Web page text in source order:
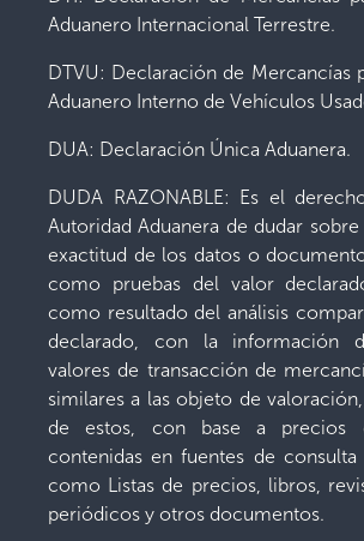
Aduanero Internacional Terrestre.
DTVU: Declaración de Mercancías
Aduanero Interno de Vehículos
DUA: Declaración Única Aduanera.
DUDA RAZONABLE: Es el
Autoridad Aduanera de dudar
exactitud de los datos o
como pruebas del valor
como resultado del análisis
declarado, con la información
valores de transacción de
similares a las objeto de
de estos, con base a precios
contenidas en fuentes de consulta
como Listas de precios, libros,
periódicos y otros documentos.